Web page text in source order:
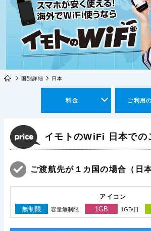
国別詳細 日本
料金 ご利用
イモトのWiFi 日本での
ご渡航先が１カ国の場合（日
アイコン
無制限 容量無制限 1GB 1GB/日